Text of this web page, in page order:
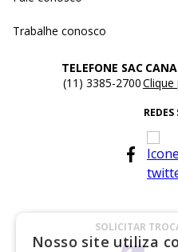
Trabalhe conosco
TELEFONE SAC
(11) 3385-2700
SOLICITAR
Nosso site utiliza